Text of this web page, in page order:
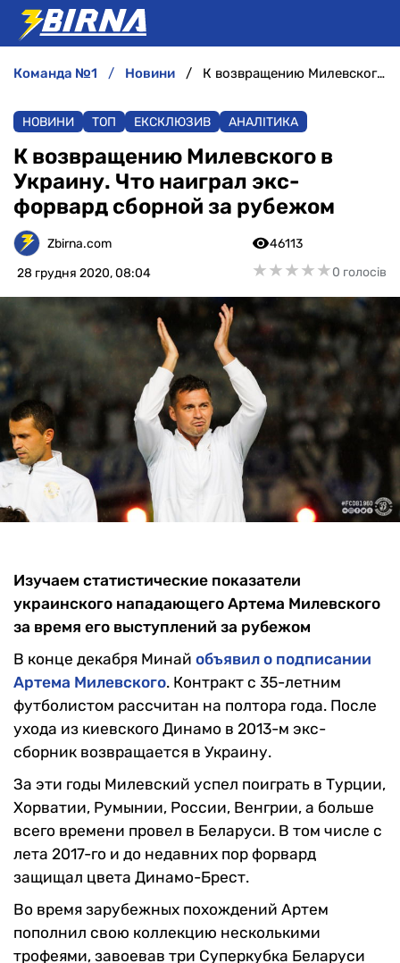
АНАЛІТИКА
ІНТЕРВ'Ю
РІЗНЕ
БУКМЕКЕРИ
команда №1 новини К возвращению Милевского в Украину. Что наиграл экс-форвард сборной за рубежом
НОВИНИ ТОП ЕКСКЛЮЗИВ АНАЛІТИКА
К возвращению Милевского в
Украину. Что наиграл экс-
форвард сборной за рубежом
Zbirna.com
28 грудня 2020, 08:04
46113
★★★★★
★★★★★0 голосів
Изучаем статистические показатели
украинского нападающего Артема Милевского
за время его выступлений за рубежом
В конце декабря Минай объявил о подписании
Артема Милевского. Контракт с 35-летним
футболистом рассчитан на полтора года. После
ухода из киевского Динамо в 2013-м экс-
сборник возвращается в Украину.
За эти годы Милевский успел поиграть в Турции,
Хорватии, Румынии, России, Венгрии, а больше
всего времени провел в Беларуси. В том числе с
лета 2017-го и до недавних пор форвард
защищал цвета Динамо-Брест.
Во время зарубежных похождений Артем
пополнил свою коллекцию несколькими
трофеями, завоевав три Суперкубка Беларуси